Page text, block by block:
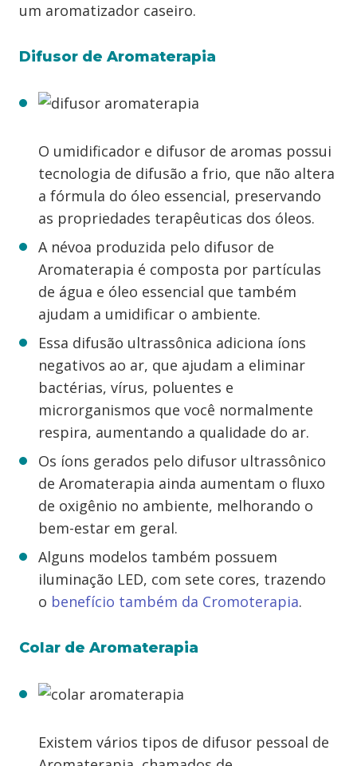
um aromatizador caseiro.
Difusor de Aromaterapia
O umidificador e difusor de aromas possui
tecnologia de difusão a frio, que não altera
a fórmula do óleo essencial, preservando
as propriedades terapêuticas dos óleos.
A névoa produzida pelo difusor de
Aromaterapia é composta por partículas
de água e óleo essencial que também
ajudam a umidificar o ambiente.
Essa difusão ultrassônica adiciona íons
negativos ao ar, que ajudam a eliminar
bactérias, vírus, poluentes e
microrganismos que você normalmente
respira, aumentando a qualidade do ar.
Os íons gerados pelo difusor ultrassônico
de Aromaterapia ainda aumentam o fluxo
de oxigênio no ambiente, melhorando o
bem-estar em geral.
Alguns modelos também possuem
iluminação LED, com sete cores, trazendo
o benefício também da Cromoterapia.
Colar de Aromaterapia
Existem vários tipos de difusor pessoal de